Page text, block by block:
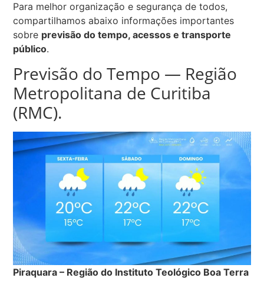
Para melhor organização e segurança de todos,
compartilhamos abaixo informações importantes
sobre previsão do tempo, acessos e transporte
público.
Previsão do Tempo — Região
Metropolitana de Curitiba
(RMC).
Piraquara – Região do Instituto Teológico Boa Terra